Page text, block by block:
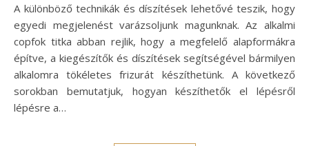
A különböző technikák és díszítések lehetővé teszik, hogy
egyedi megjelenést varázsoljunk magunknak. Az alkalmi
copfok titka abban rejlik, hogy a megfelelő alapformákra
építve, a kiegészítők és díszítések segítségével bármilyen
alkalomra tökéletes frizurát készíthetünk. A következő
sorokban bemutatjuk, hogyan készíthetők el lépésről
lépésre a…